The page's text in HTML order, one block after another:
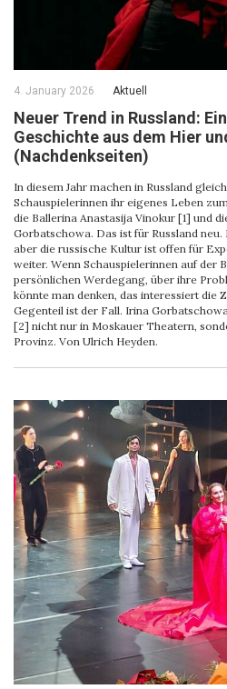
4. January 2026 Aktuell
Neuer Trend in Russland:
Geschichte aus dem Hier
(Nachdenkseiten)
In diesem Jahr machen in Russland
Schauspielerinnen ihr eigenes Leben
die Ballerina Anastasija Vinokur [1] und
Gorbatschowa. Das ist für Russland
aber die russische Kultur ist offen für
weiter. Wenn Schauspielerinnen auf der
persönlichen Werdegang, über ihre
könnte man denken, das interessiert die
Gegenteil ist der Fall. Irina
[2] nicht nur in Moskauer Theatern,
Provinz. Von Ulrich Heyden.